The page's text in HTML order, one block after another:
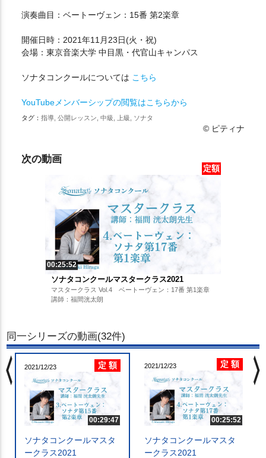
演奏曲目：ベートーヴェン：15番 第2楽章
開催日時：2021年11月23日(火・祝)
会場：東京音楽大学 中目黒・代官山キャンパス
ソナタコンクールについては こちら
YouTubeメンバーシップの閲覧はこちらから
タグ： 指導, 公開レッスン, 中級, 上級, ソナタ
© ピティナ
次の動画
定額
00:25:52
ソナタコンクールマスタークラス2021
マスタークラス Vol.4 ベートーヴェン：17番 第1楽章
講師：福間洸太朗
同一シリーズの動画(32件)
2021/12/23 定 額
00:29:47
ソナタコンクールマスタ
ークラス2021
2021/12/23 定 額
00:25:52
ソナタコンクールマスタ
ークラス2021
chevron_left chevron_right